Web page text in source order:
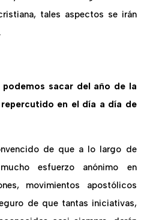
tales aspectos se irán
podemos sacar del año de la
en el día a día de
de que a lo largo de
esfuerzo anónimo en
movimientos apostólicos
de que tantas iniciativas,